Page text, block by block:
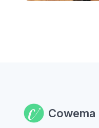
Cowema